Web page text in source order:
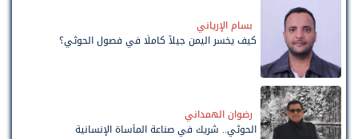
بسام الإرياني
كيف يخسر اليمن جيلاً كاملًا في فصول الحوثي؟
رضوان الهمداني
الحوثي.. شريك في صناعة المأساة الإنسانية